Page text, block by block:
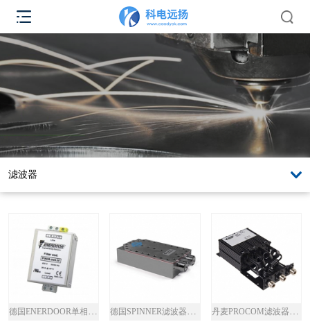
德国ENERDOOR单相滤波器FIN26 EMI/RFI 德国SPINNER滤波器产品介绍 丹麦PROCOM滤波器DPF 2/44